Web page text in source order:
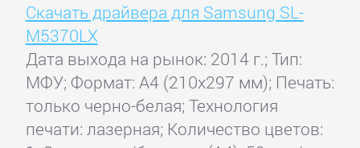
Скачать драйвера для Samsung SL-
M5370LX
Дата выхода на рынок: 2014 г.; Тип:
МФУ; Формат: A4 (210x297 мм); Печать:
только черно-белая; Технология
печати: лазерная; Количество цветов: